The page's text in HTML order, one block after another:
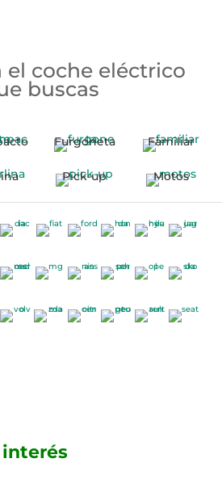
el coche eléctrico
buscas
Furgoneta Familiar
Pick-up Motos
interés